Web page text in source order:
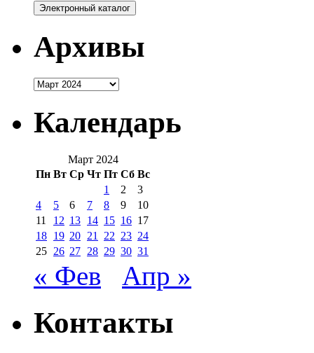
Архивы
Архивы
Календарь
Март 2024
Пн Вт Ср Чт Пт Сб Вс
1
2
3
4
5 6 7 8 9
10
11
12 13 14 15 16 17
18 19 20 21 22 23 24
25 26 27 28 29 30 31
« Фев Апр »
Контакты